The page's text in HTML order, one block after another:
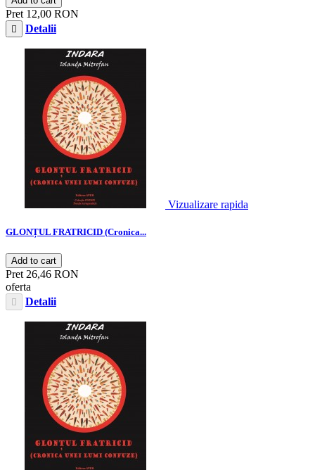
Pret 12,00 RON
 Detalii
Vizualizare rapida
GLONȚUL FRATRICID (Cronica...
Add to cart
Pret 26,46 RON
oferta
 Detalii